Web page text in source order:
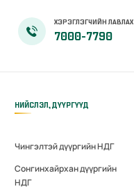
ХЭРЭГЛЭГЧИЙН ЛАВЛАХ
7000-7790
НИЙСЛЭЛ, ДҮҮРГҮҮД
Чингэлтэй дүүргийн НДГ
Сонгинхайрхан дүүргийн
НДГ